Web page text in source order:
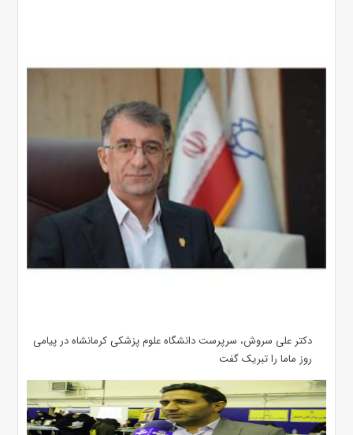
دکتر علی سروش، سرپرست دانشگاه علوم پزشکی کرمانشاه در پیامی
روز ماما را تبریک گفت